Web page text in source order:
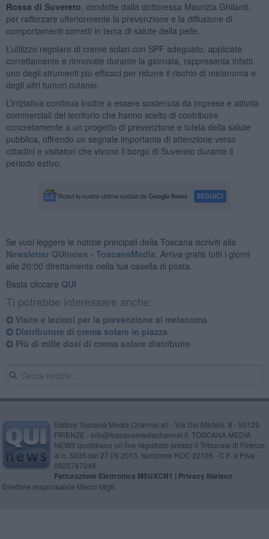
Rossa di Suvereto , condotte dalla dottoressa Maurizia Ghilardi,
per rafforzare ulteriormente la prevenzione e la diffusione di
comportamenti corretti in tema di salute della pelle.
L’utilizzo regolare di creme solari con SPF adeguato, applicate
correttamente e rinnovate durante la giornata, rappresenta infatti
uno degli strumenti più efficaci per ridurre il rischio di melanoma e
degli altri tumori cutanei.
L’iniziativa continua inoltre a essere sostenuta da imprese e attività
commerciali del territorio che hanno scelto di contribuire
concretamente a un progetto di prevenzione e tutela della salute
pubblica, offrendo un segnale importante di attenzione verso
cittadini e visitatori che vivono il borgo di Suvereto durante il
periodo estivo.
Se vuoi leggere le notizie principali della Toscana iscriviti alla
Newsletter QUInews - ToscanaMedia. Arriva gratis tutti i giorni
alle 20:00 direttamente nella tua casella di posta.
Basta cliccare QUI
Ti potrebbe interessare anche:
Visite e lezioni per la prevenzione al melanoma
Distributore di crema solare in piazza
Più di mille dosi di crema solare distribuite
Editore Toscana Media Channel srl - Via Dei Martelli, 8 - 50129
FIRENZE - info@toscanamediachannel.it. TOSCANA MEDIA
NEWS quotidiano on line registrato presso il Tribunale di Firenze
al n. 5935 del 27.09.2013. Iscrizione ROC 22105 - C.F. e P.Iva
0620787048
Fatturazione Elettronica M5UXCR1 | Privacy Nielsen
Direttore responsabile Marco Migli